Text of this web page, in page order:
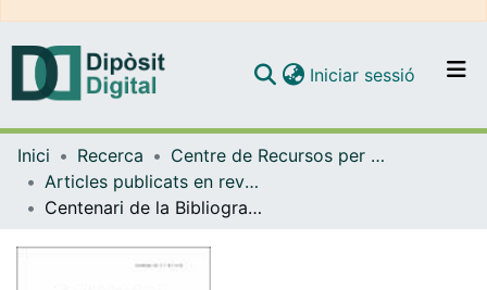
Navega per tot el DD
Iniciar sessió (current)
Inici Recerca
Centre de Recursos per a l'Aprenentatge i la Investigació (CRAI-UB)
Articles publicats en revistes (CRAI-UB)
Centenari de la Bibliografia Medical de Catalunya. Barcelona: Reial Acadèmia de Medicina de Catalunya